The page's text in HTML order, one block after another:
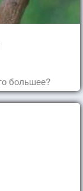
большее?